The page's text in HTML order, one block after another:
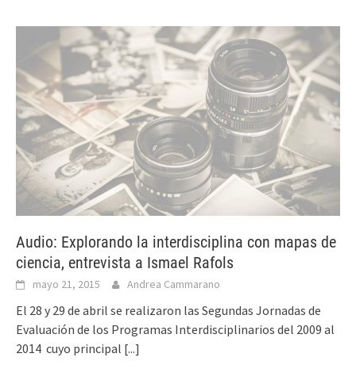
Audio: Explorando la interdisciplina con mapas de
ciencia, entrevista a Ismael Rafols
mayo 21, 2015 Andrea Cammarano
El 28 y 29 de abril se realizaron las Segundas Jornadas de
Evaluación de los Programas Interdisciplinarios del 2009 al
2014 cuyo principal [...]